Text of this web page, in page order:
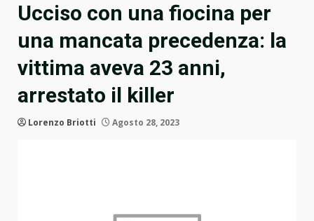
Ucciso con una fiocina per
una mancata precedenza: la
vittima aveva 23 anni,
arrestato il killer
Lorenzo Briotti Agosto 28, 2023